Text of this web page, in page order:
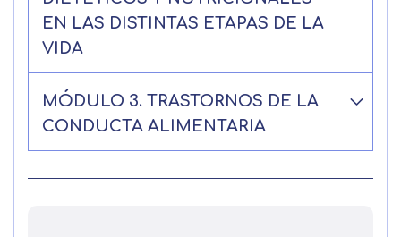
EN LAS DISTINTAS ETAPAS DE LA
VIDA
MÓDULO 3. TRASTORNOS DE LA
CONDUCTA ALIMENTARIA